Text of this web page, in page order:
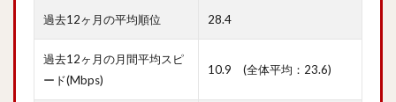
過去12ヶ月の平均順位 28.4
過去12ヶ月の月間平均スピ
ード(Mbps)
10.9 (全体平均：23.6)